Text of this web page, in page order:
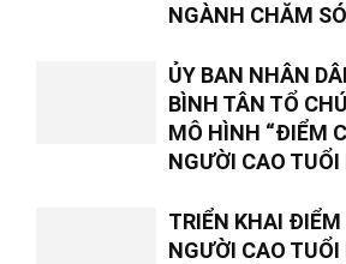
NGÀNH CHĂM
ỦY BAN NHÂN
BÌNH TÂN TỔ
MÔ HÌNH “ĐIỂM
NGƯỜI CAO TUỔI
TRIỂN KHAI
NGƯỜI CAO